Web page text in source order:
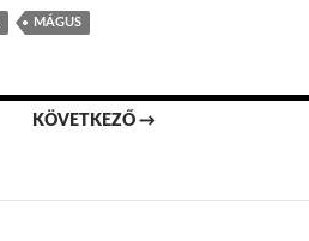
MÁGUS
KÖVETKEZŐ →